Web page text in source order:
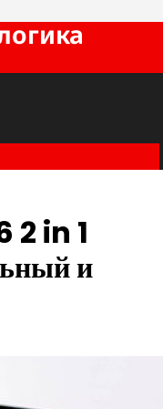
2 in 1
и